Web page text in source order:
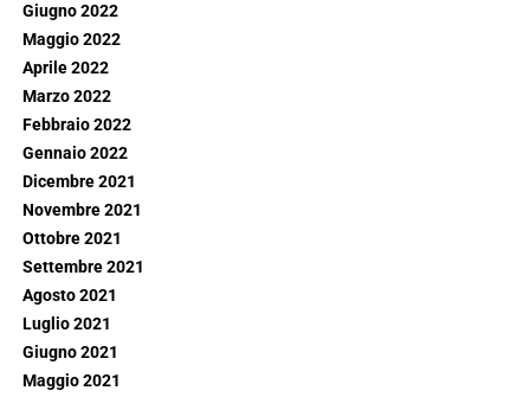
Giugno 2022
Maggio 2022
Aprile 2022
Marzo 2022
Febbraio 2022
Gennaio 2022
Dicembre 2021
Novembre 2021
Ottobre 2021
Settembre 2021
Agosto 2021
Luglio 2021
Giugno 2021
Maggio 2021